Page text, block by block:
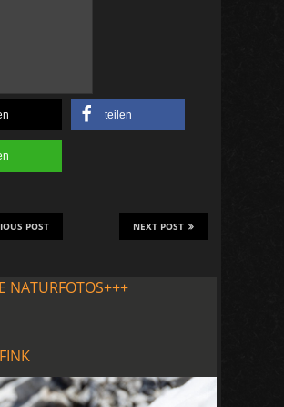
teilen
NEXT POST
POST
NATURFOTOS+++